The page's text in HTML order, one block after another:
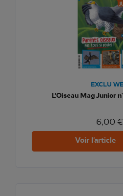
EXCLU
L'Oiseau Mag Junior
6,00 €
Voir l'article